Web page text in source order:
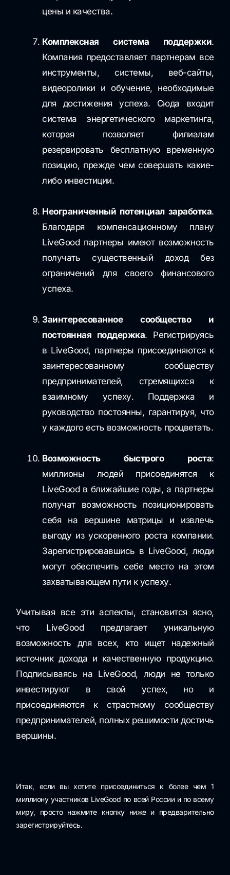
цены и качества.
Комплексная система поддержки.
Компания предоставляет партнерам все
инструменты, системы, веб-сайты,
видеоролики и обучение, необходимые
для достижения успеха. Сюда входит
система энергетического маркетинга,
которая позволяет филиалам
резервировать бесплатную временную
позицию, прежде чем совершать какие-
либо инвестиции.
Неограниченный потенциал заработка.
Благодаря компенсационному плану
LiveGood партнеры имеют возможность
получать существенный доход без
ограничений для своего финансового
успеха.
Заинтересованное сообщество и
постоянная поддержка. Регистрируясь
в LiveGood, партнеры присоединяются к
заинтересованному сообществу
предпринимателей, стремящихся к
взаимному успеху. Поддержка и
руководство постоянны, гарантируя, что
у каждого есть возможность процветать.
Возможность быстрого роста:
миллионы людей присоединятся к
LiveGood в ближайшие годы, а партнеры
получат возможность позиционировать
себя на вершине матрицы и извлечь
выгоду из ускоренного роста компании.
Зарегистрировавшись в LiveGood, люди
могут обеспечить себе место на этом
захватывающем пути к успеху.
Учитывая все эти аспекты, становится ясно,
что LiveGood предлагает уникальную
возможность для всех, кто ищет надежный
источник дохода и качественную продукцию.
Подписываясь на LiveGood, люди не только
инвестируют в свой успех, но и
присоединяются к страстному сообществу
предпринимателей, полных решимости достичь
вершины.
Итак, если вы хотите присоединиться к более чем 1
миллиону участников LiveGood по всей России и по всему
миру, просто нажмите кнопку ниже и предварительно
зарегистрируйтесь.